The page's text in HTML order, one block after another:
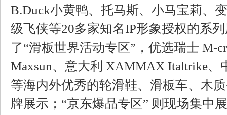
B.Duck小黄鸭、托马斯、小马宝莉、
级飞侠等20多家知名IP形象授权的系
了“滑板世界活动专区”，优选瑞士 M-
Maxsun、意大利 XAMMAX Italtrike、
等海内外优秀的轮滑鞋、滑板车、木
牌展示；“京东爆品专区” 则现场集中